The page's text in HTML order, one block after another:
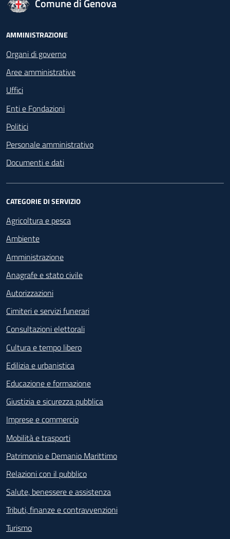
Comune di Genova
Footer - Navigazione
AMMINISTRAZIONE
Organi di governo
Aree amministrative
Uffici
Enti e Fondazioni
Politici
Personale amministrativo
Documenti e dati
CATEGORIE DI SERVIZIO
Agricoltura e pesca
Ambiente
Amministrazione
Anagrafe e stato civile
Autorizzazioni
Cimiteri e servizi funerari
Consultazioni elettorali
Cultura e tempo libero
Edilizia e urbanistica
Educazione e formazione
Giustizia e sicurezza pubblica
Imprese e commercio
Mobilità e trasporti
Patrimonio e Demanio Marittimo
Relazioni con il pubblico
Salute, benessere e assistenza
Tributi, finanze e contravvenzioni
Turismo